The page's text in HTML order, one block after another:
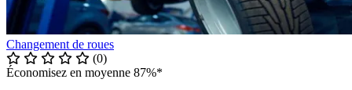
Changement de roues
(0)
Économisez en moyenne 87%*